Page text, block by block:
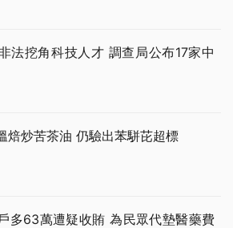
法挖角科技人才 調查局公布17家中
焙炒苦茶油 仍驗出苯駢芘超標
多63萬遭疑收賄 為民眾代墊醫藥費